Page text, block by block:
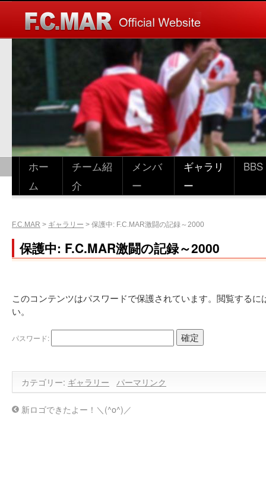
ホー
ム
チーム紹
介
メンバ
ー
ギャラリ
ー
BBS
F.C.MAR > ギャラリー > 保護中: F.C.MAR激闘の記録～2000
保護中: F.C.MAR激闘の記録～2000
このコンテンツはパスワードで保護されています。閲覧する
い。
パスワード:
カテゴリー: ギャラリー パーマリンク
新ロゴできたよー！＼(^o^)／